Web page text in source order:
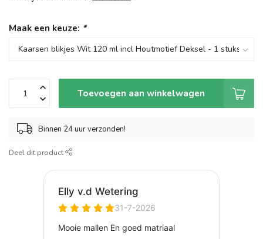
Maak een keuze: *
Toevoegen aan winkelwagen
Binnen 24 uur verzonden!
Deel dit product